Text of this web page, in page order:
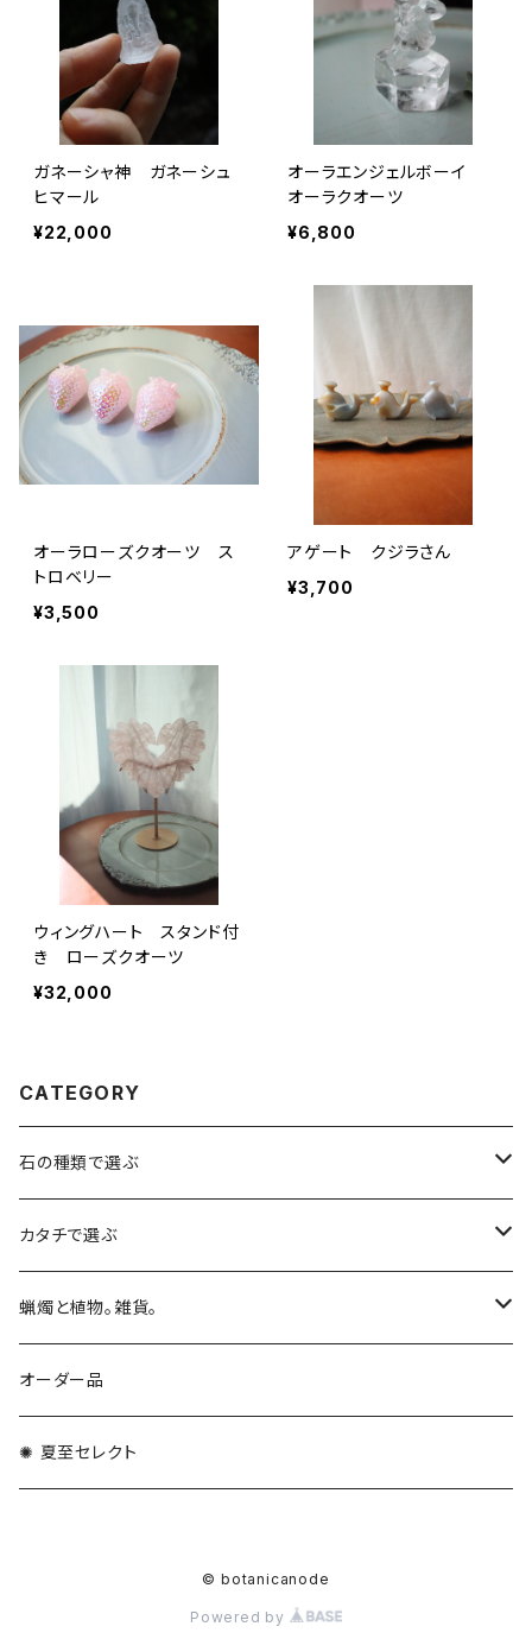
ガネーシャ神 ガネーシュ
ヒマール
¥22,000
オーラエンジェルボーイ
オーラクオーツ
¥6,800
オーラローズクオーツ ス
トロベリー
¥3,500
アゲート クジラさん
¥3,700
ウィングハート スタンド付
き ローズクオーツ
¥32,000
CATEGORY
石の種類で選ぶ
ピンクオパール
スギライト
オーラクオーツ
ガネーシュヒマール
カタチで選ぶ
動物
ねこ
ゾウ
タワー
天使・女神
蝋燭と植物。雑貨。
キャンドル
パラフィンキャンドル
サシェ
オーダー品
✺ 夏至セレクト
© botanicanode
Powered by